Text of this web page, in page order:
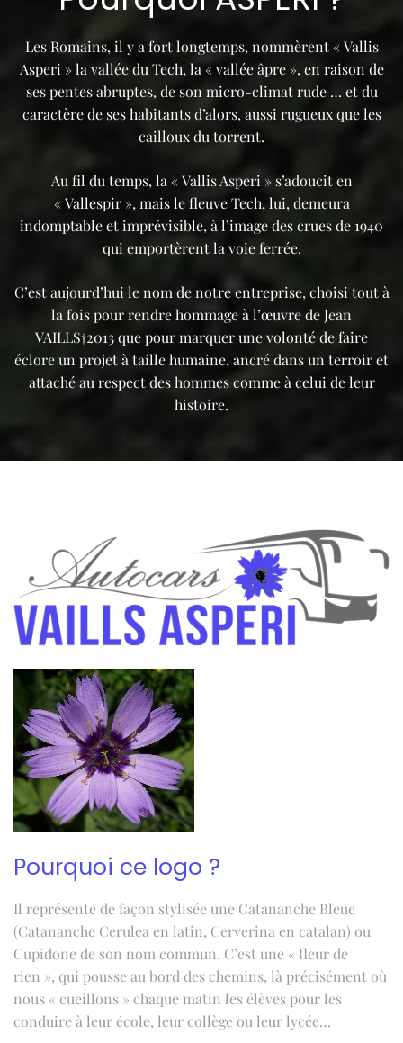
Les Romains, il y a fort longtemps, nommèrent « Vallis
Asperi » la vallée du Tech, la « vallée âpre », en raison de
ses pentes abruptes, de son micro-climat rude … et du
caractère de ses habitants d’alors, aussi rugueux que les
cailloux du torrent.
Au fil du temps, la « Vallis Asperi » s’adoucit en
« Vallespir », mais le fleuve Tech, lui, demeura
indomptable et imprévisible, à l’image des crues de 1940
qui emportèrent la voie ferrée.
C’est aujourd’hui le nom de notre entreprise, choisi tout à
la fois pour rendre hommage à l’œuvre de Jean
VAILLS†2013 que pour marquer une volonté de faire
éclore un projet à taille humaine, ancré dans un terroir et
attaché au respect des hommes comme à celui de leur
histoire.
Pourquoi ce logo ?
Il représente de façon stylisée une Catananche Bleue
(Catananche Cerulea en latin, Cerverina en catalan) ou
Cupidone de son nom commun. C’est une « fleur de
rien », qui pousse au bord des chemins, là précisément où
nous « cueillons » chaque matin les élèves pour les
conduire à leur école, leur collège ou leur lycée…